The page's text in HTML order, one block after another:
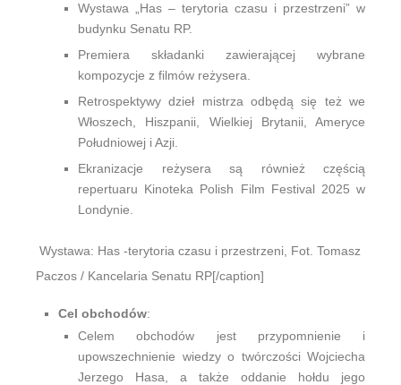
Wystawa „Has – terytoria czasu i przestrzeni” w
budynku Senatu RP.
Premiera składanki zawierającej wybrane
kompozycje z filmów reżysera.
Retrospektywy dzieł mistrza odbędą się też we
Włoszech, Hiszpanii, Wielkiej Brytanii, Ameryce
Południowej i Azji.
Ekranizacje reżysera są również częścią
repertuaru Kinoteka Polish Film Festival 2025 w
Londynie.
Wystawa: Has -terytoria czasu i przestrzeni, Fot. Tomasz
Paczos / Kancelaria Senatu RP[/caption]
Cel obchodów:
Celem obchodów jest przypomnienie i
upowszechnienie wiedzy o twórczości Wojciecha
Jerzego Hasa, a także oddanie hołdu jego